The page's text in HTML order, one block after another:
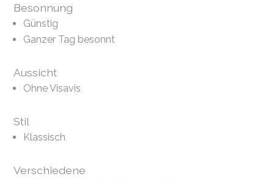
Besonnung
Günstig
Ganzer Tag besonnt
Aussicht
Ohne Visavis
Stil
Klassisch
Verschiedene